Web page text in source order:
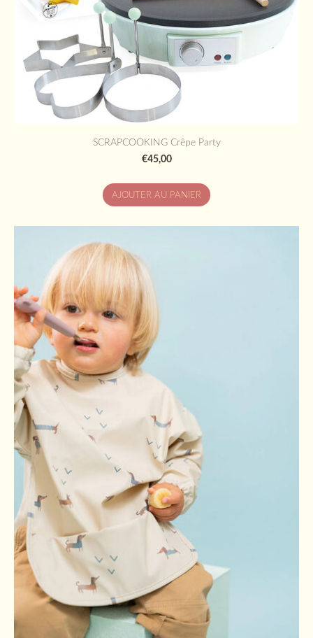
SCRAPCOOKING Crêpe Party
€45,00
AJOUTER AU PANIER